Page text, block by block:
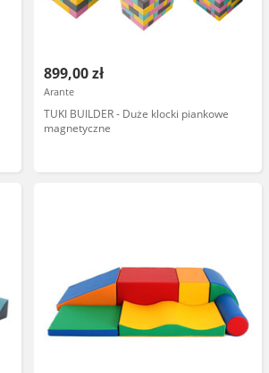
899,00 zł
Arante
TUKI BUILDER - Duże klocki piankowe
magnetyczne